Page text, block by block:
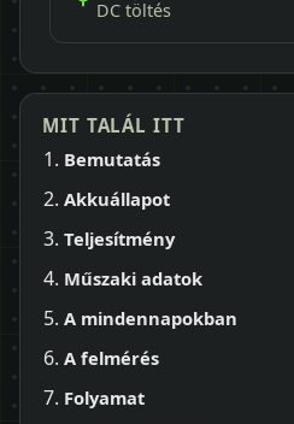
DC töltés
MIT TALÁL ITT
Bemutatás
Akkuállapot
Teljesítmény
Műszaki adatok
A mindennapokban
A felmérés
Folyamat